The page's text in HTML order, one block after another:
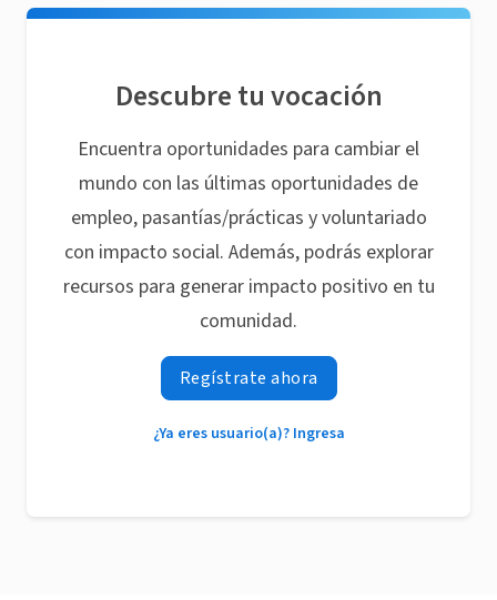
Descubre tu vocación
Encuentra oportunidades para cambiar el
mundo con las últimas oportunidades de
empleo, pasantías/prácticas y voluntariado
con impacto social. Además, podrás explorar
recursos para generar impacto positivo en tu
comunidad.
Regístrate ahora
¿Ya eres usuario(a)? Ingresa